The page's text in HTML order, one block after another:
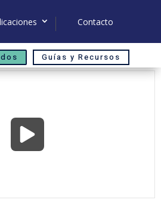
Contacto
Guías y Recursos